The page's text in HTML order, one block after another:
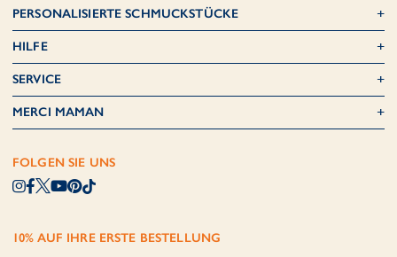
PERSONALISIERTE SCHMUCKSTÜCKE
HILFE
SERVICE
MERCI MAMAN
FOLGEN SIE UNS
10% AUF IHRE ERSTE BESTELLUNG